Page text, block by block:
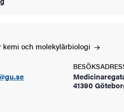
kemi och molekylärbiologi
41390